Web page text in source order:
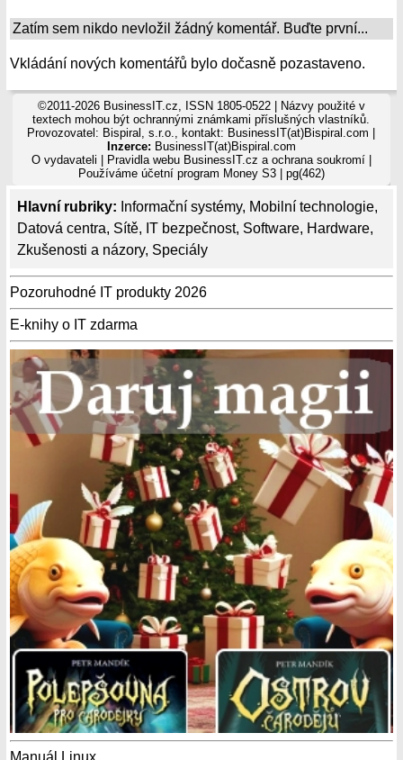
Hlavní rubriky: Informační systémy, Mobilní technologie,
Datová centra, Sítě, IT bezpečnost, Software, Hardware,
Zkušenosti a názory, Speciály
Pozoruhodné IT produkty 2026
E-knihy o IT zdarma
Manuál Linux
Zatím sem nikdo nevložil žádný komentář. Buďte první...
Vkládání nových komentářů bylo dočasně pozastaveno.
©2011-2026 BusinessIT.cz, ISSN 1805-0522 | Názvy použité v
textech mohou být ochrannými známkami příslušných vlastníků.
Provozovatel: Bispiral, s.r.o., kontakt: BusinessIT(at)Bispiral.com |
Inzerce: BusinessIT(at)Bispiral.com
O vydavateli
Pravidla webu BusinessIT.cz a ochrana soukromí|
Používáme účetní program Money S3| pg(462)